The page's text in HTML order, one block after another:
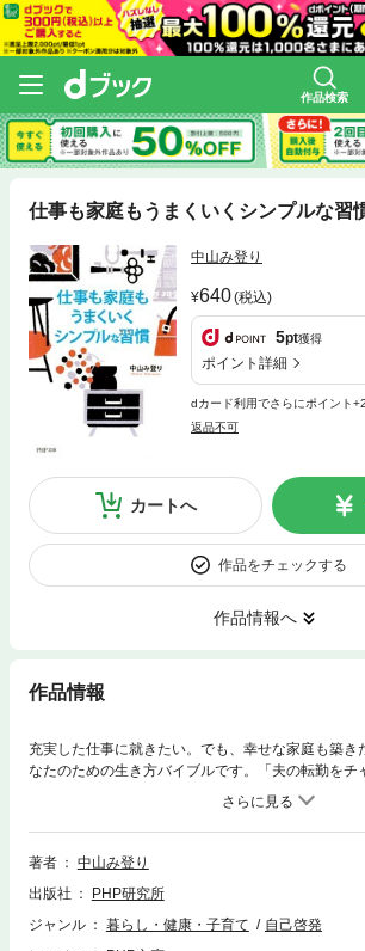
作品検索
仕事も家庭もうまくいくシンプルな習
中山み登り
640(税込)
5pt獲得
ポイント詳細
dカード利用でさらにポイント
返品不可
カートへ
作品をチェックする
作品情報へ
作品情報
充実した仕事に就きたい。でも、幸せな家庭も築き
なたのための生き方バイブルです。「夫の転勤をチ
「子育てのサポーターを増やすヒント」「再就職の
事と家庭を両立させてきた女性たちの体験談から、
るためのシンプルな習慣を探ります。心配しなくて
くいきます！
著者
中山み登り
出版社
PHP研究所
ジャンル
暮らし・健康・子育て
自己啓発